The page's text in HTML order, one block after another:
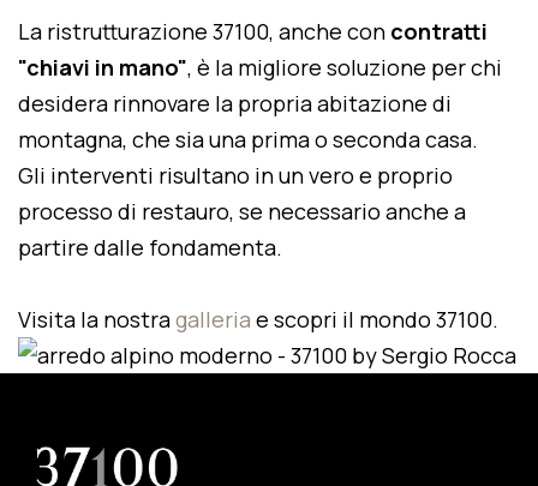
La ristrutturazione 37100, anche con contratti
"chiavi in mano", è la migliore soluzione per chi
desidera rinnovare la propria abitazione di
montagna, che sia una prima o seconda casa.
Gli interventi risultano in un vero e proprio
processo di restauro, se necessario anche a
partire dalle fondamenta.
Visita la nostragalleria e scopri il mondo 37100.